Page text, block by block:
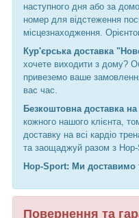
наступного дня або за
номер для відстеження
місцезнаходження.
Кур'єрська доставка
хочете виходити з дому?
привеземо ваше
вас час.
Безкоштовна доставка
кожного нашого клієнта,
доставку на всі кардіо
та заощаджуй разом з
Hop-Sport: Ми доставимо
Повернення та